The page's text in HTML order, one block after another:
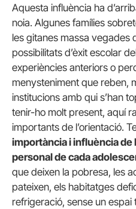
Aquesta influència ha
noia. Algunes famílies
les gitanes massa vegades
possibilitats d’èxit escolar
experiències anteriors o
menysteniment que reben,
institucions amb qui s’han
tenir-ho molt present, aquí
importants de l’orientació.
importància i influència de
personal de cada
que deixen la pobresa, les
pateixen, els habitatges
refrigeració, sense un espai